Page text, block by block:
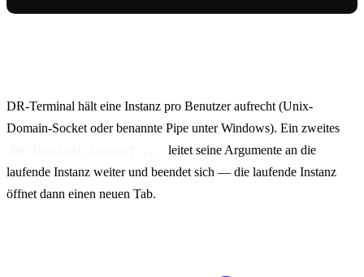
DR-Terminal hält eine Instanz pro Benutzer aufrecht (Unix-
Domain-Socket oder benannte Pipe unter Windows). Ein zweites
leitet seine Argumente an die
laufende Instanz weiter und beendet sich — die laufende Instanz
öffnet dann einen neuen Tab.